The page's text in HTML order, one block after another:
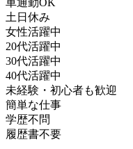
車通勤OK
土日休み
女性活躍中
20代活躍中
30代活躍中
40代活躍中
未経験・初心者も歓迎
簡単な仕事
学歴不問
履歴書不要